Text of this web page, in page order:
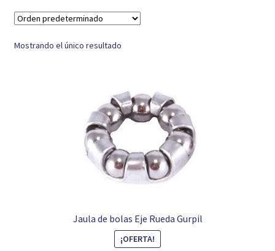
Mi cuenta
Contacto
Mostrando el único resultado
Jaula de bolas Eje Rueda Gurpil
¡OFERTA!